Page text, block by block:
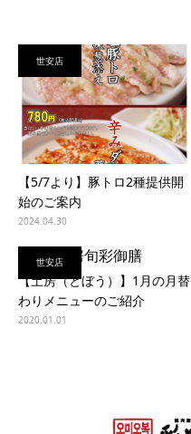
世安店
【5/7より】豚トロ2種提供開
始のご案内
2024.04.30
世安店
【土房（とぼう）】1月の月替
わりメニューのご紹介
2020.01.01